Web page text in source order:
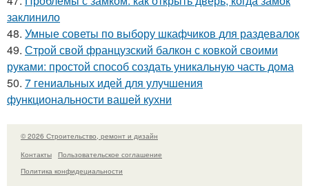
заклинило
48. Умные советы по выбору шкафчиков для раздевалок
49. Строй свой французский балкон с ковкой своими
руками: простой способ создать уникальную часть дома
50. 7 гениальных идей для улучшения
функциональности вашей кухни
© 2026 Строительство, ремонт и дизайн
Контакты
Пользовательское соглашение
Политика конфидециальности